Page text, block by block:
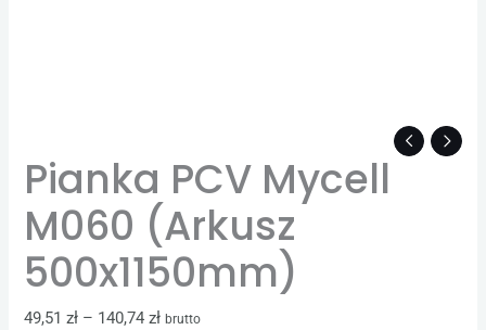
Pianka PCV Mycell
M060 (Arkusz
500x1150mm)
49,51zł – 140,74zł brutto